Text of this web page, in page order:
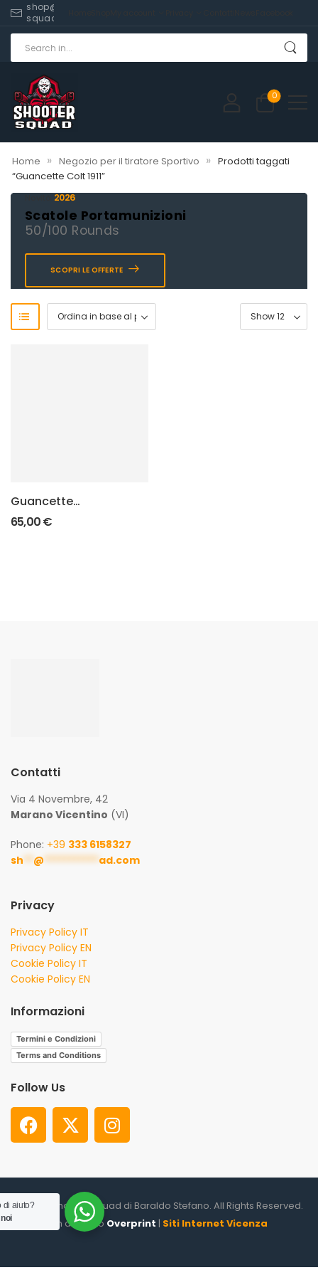
shop@shooter-
squad.com
0
Home » Negozio per il tiratore Sportivo » Prodotti taggati
“Guancette Colt 1911”
2026
Scatole Portamunizioni
50/100 Rounds
SCOPRI LE OFFERTE
Guancette
SuperGrip 1911
65,00€
Contatti
Via 4 Novembre, 42
Marano Vicentino (VI)
Phone: +39 333 6158327
sh ** @ *********** ad.com
Privacy
Privacy Policy IT
Privacy Policy EN
Cookie Policy IT
Cookie Policy EN
Informazioni
Termini e Condizioni
Terms and Conditions
Follow Us
© 2026. Shooter Squad di Baraldo Stefano. All Rights Reserved.
un altro sito Overprint | Siti Internet Vicenza
di aiuto?